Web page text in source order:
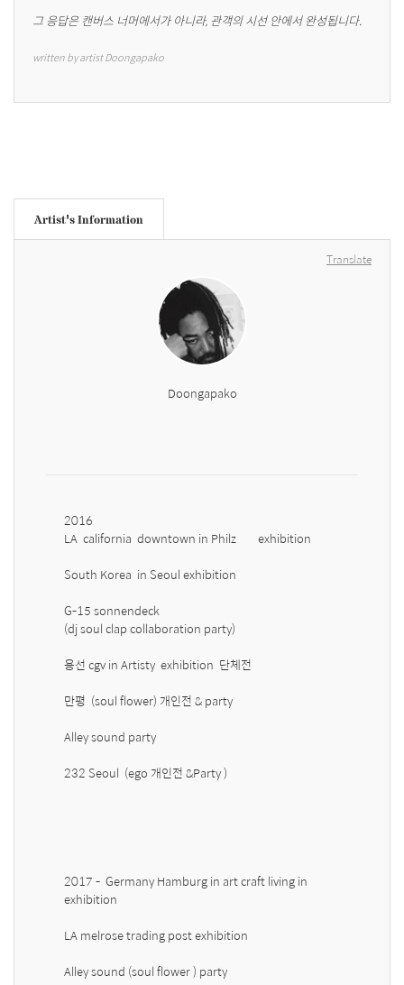
그 응답은 캔버스 너머에서가 아니라, 관객의 시선 안에서 완성됩니다.
written by artist Doongapako
Artist's Information
Translate
Doongapako
2016
LA  california  downtown in Philz        exhibition
South Korea  in Seoul exhibition
G-15 sonnendeck
(dj soul clap collaboration party)
용선 cgv in Artisty  exhibition  단체전
만평  (soul flower) 개인전 & party
Alley sound party
232 Seoul  (ego 개인전 &Party )
2017 -  Germany Hamburg in art craft living in
exhibition
LA melrose trading post exhibition
Alley sound (soul flower ) party